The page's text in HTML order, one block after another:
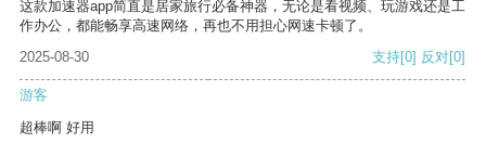
这款加速器app简直是居家旅行必备神器，无论是看视频、玩游戏还是工
作办公，都能畅享高速网络，再也不用担心网速卡顿了。
2025-08-30
支持[0] 反对[0]
游客
超棒啊 好用